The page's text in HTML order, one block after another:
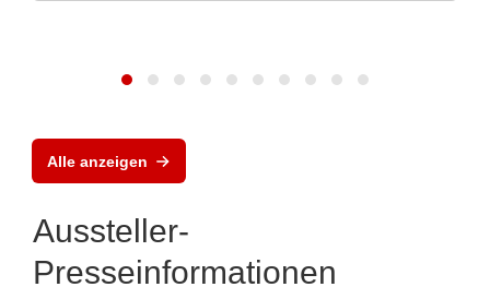
Alle anzeigen
Aussteller-
Presseinformationen